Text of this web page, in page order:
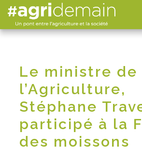
Le ministre de
l’Agriculture,
Stéphane
participé à la
des moissons